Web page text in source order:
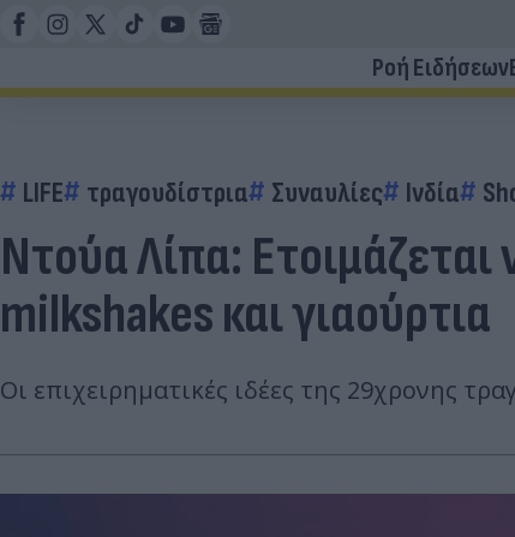
Ροή Ειδήσεων
LIFE τραγουδίστρια Συναυλίες Ινδία
Ντούα Λίπα:
milkshakes και γιαούρτια
Οι επιχειρηματικές ιδέες της 29χρονης